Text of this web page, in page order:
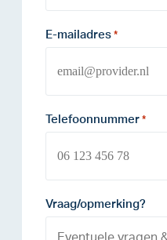
E-mailadres *
Telefoonnummer *
Vraag/opmerking?